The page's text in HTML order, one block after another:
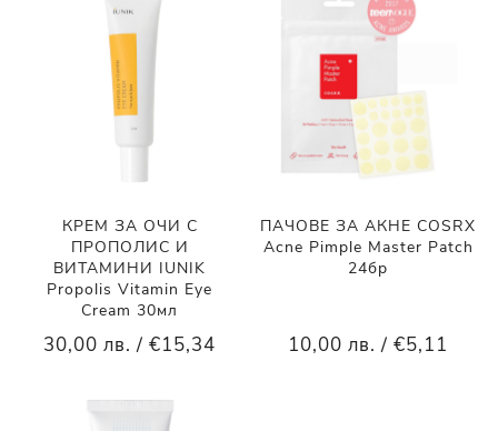
КРЕМ ЗА ОЧИ С
ПРОПОЛИС И
ВИТАМИНИ IUNIK
Propolis Vitamin Eye
Cream 30мл
30,00 лв. / €15,34
ПАЧОВЕ ЗА АКНЕ COSRX
Acne Pimple Master Patch
24бр
10,00 лв. / €5,11